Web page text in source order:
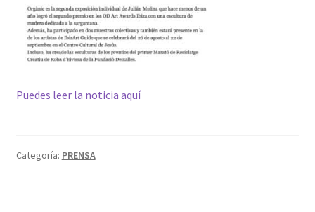
Puedes leer la noticia aquí
Categoría: PRENSA